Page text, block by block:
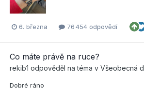
6. března 76 454 odpovědí
Co máte právě na ruce?
rekib1 odpověděl na téma v Všeobecná
Dobré ráno